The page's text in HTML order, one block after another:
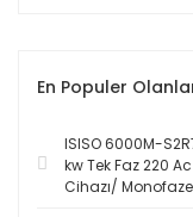
En Populer
ISISO 6000M-
kw Tek Faz 220 Ac
Cihazı/